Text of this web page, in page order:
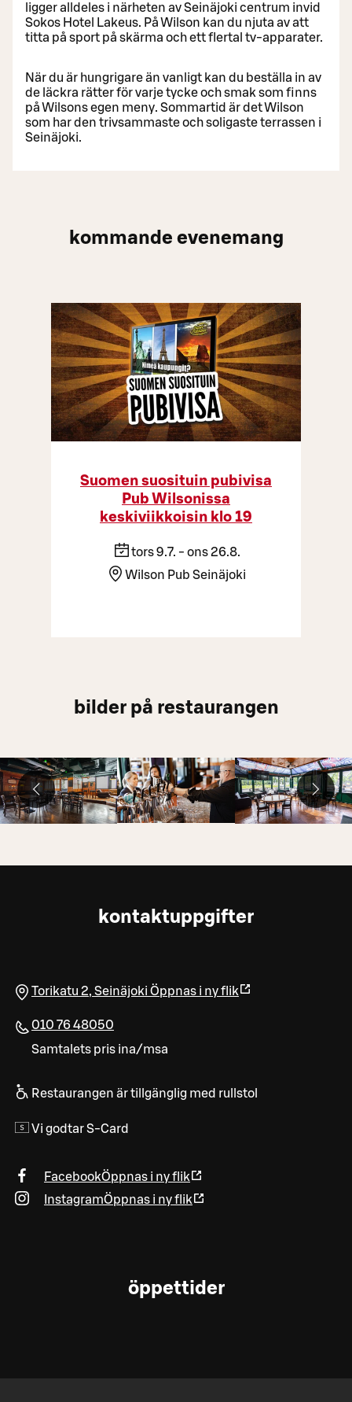
ligger alldeles i närheten av Seinäjoki centrum invid
Sokos Hotel Lakeus. På Wilson kan du njuta av att
titta på sport på skärma och ett flertal tv-apparater.
När du är hungrigare än vanligt kan du beställa in av
de läckra rätter för varje tycke och smak som finns
på Wilsons egen meny. Sommartid är det Wilson
som har den trivsammaste och soligaste terrassen i
Seinäjoki.
kommande evenemang
Suomen suosituin pubivisa
Pub Wilsonissa
keskiviikkoisin klo 19
tors 9.7. - ons 26.8.
Wilson Pub Seinäjoki
bilder på restaurangen
kontaktuppgifter
Torikatu 2, Seinäjoki Öppnas i ny flik
010 76 48050
Samtalets pris ina/msa
Restaurangen är tillgänglig med rullstol
Vi godtar S-Card
FacebookÖppnas i ny flik
InstagramÖppnas i ny flik
öppettider